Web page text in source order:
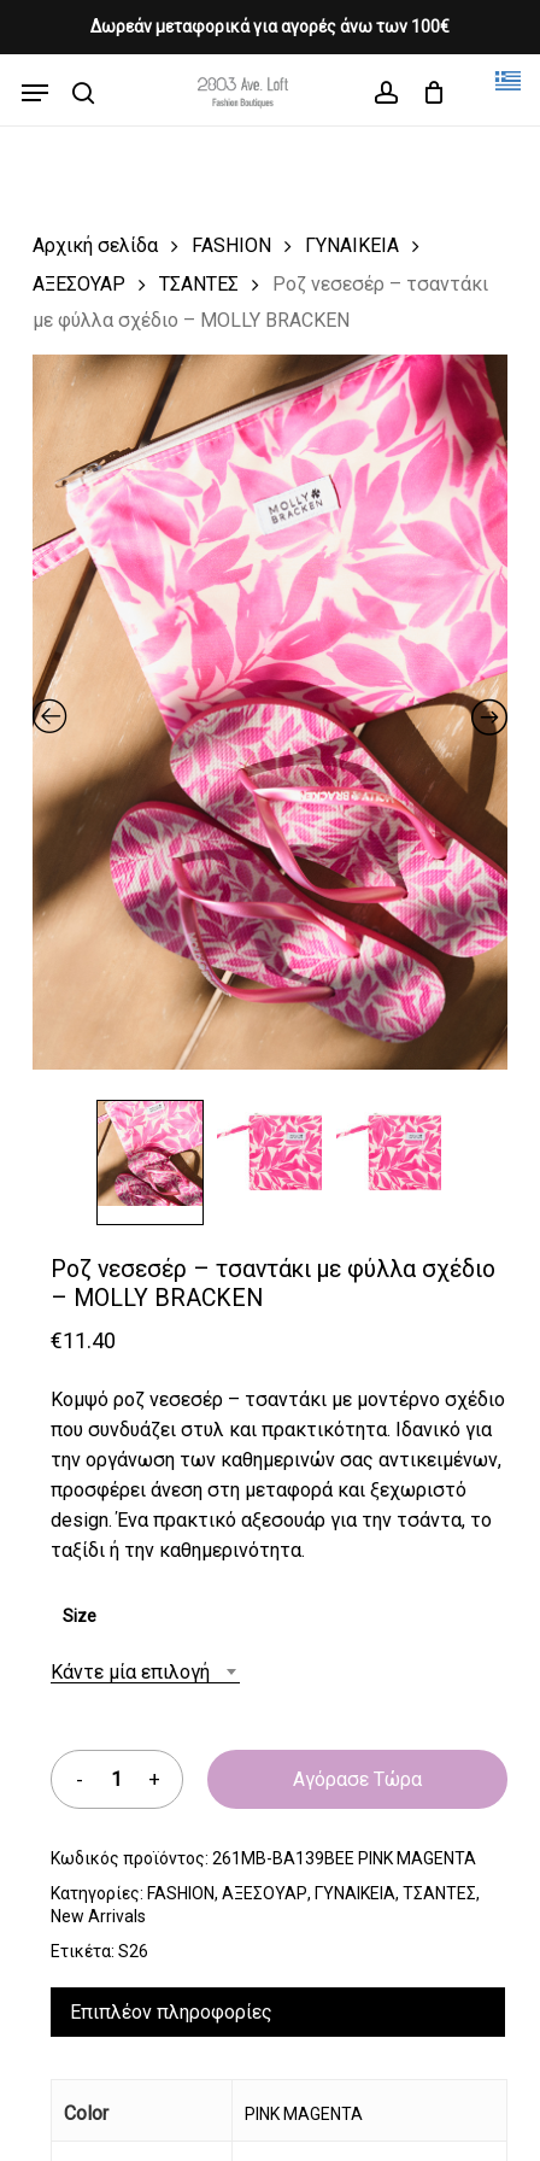
Δωρεάν μεταφορικά για αγορές άνω των 100€
content
Menu
Cart CLOSE
CART
Αρχική σελίδα FASHION
ΓΥΝΑΙΚΕΙΑ
ΑΞΕΣΟΥΑΡ
ΤΣΑΝΤΕΣ
Ροζ νεσεσέρ – τσαντάκι
με φύλλα σχέδιο – MOLLY BRACKEN
Ροζ νεσεσέρ – τσαντάκι με φύλλα σχέδιο
– MOLLY BRACKEN
€11.40
Κομψό ροζ νεσεσέρ – τσαντάκι με μοντέρνο σχέδιο
που συνδυάζει στυλ και πρακτικότητα. Ιδανικό για
την οργάνωση των καθημερινών σας αντικειμένων,
προσφέρει άνεση στη μεταφορά και ξεχωριστό
design. Ένα πρακτικό αξεσουάρ για την τσάντα, το
ταξίδι ή την καθημερινότητα.
Size
Κάντε μία επιλογή
Αγόρασε Τώρα
Κωδικός προϊόντος: 261MB-BA139BEE PINK MAGENTA
Κατηγορίες: FASHION, ΑΞΕΣΟΥΑΡ, ΓΥΝΑΙΚΕΙΑ, ΤΣΑΝΤΕΣ,
New Arrivals
Ετικέτα: S26
Επιπλέον πληροφορίες
Color PINK MAGENTA
Close